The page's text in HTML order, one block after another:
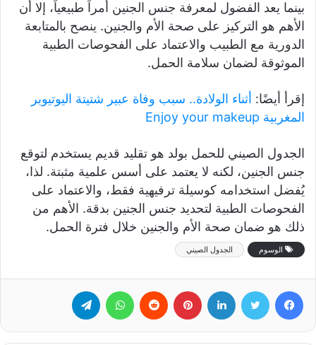
بينما يعد الفضول لمعرفة جنس الجنين أمراً طبيعياً، إلا أن
الأهم هو التركيز على صحة الأم والجنين. ينصح بالمتابعة
الدورية مع الطبيب والاعتماد على الفحوصات الطبية
الموثوقة لضمان سلامة الحمل.
إقرأ أيضًا: أثناء الولادة.. سبب وفاة عبير شتيتة اليوتيوبر
المغربية Enjoy your makeup
الجدول الصيني للحمل بولد هو تقليد قديم يستخدم لتوقع
جنس الجنين، لكنه لا يعتمد على أسس علمية مثبتة. لذا،
يُفضل استخدامه كوسيلة ترفيهية فقط، والاعتماد على
الفحوصات الطبية لتحديد جنس الجنين بدقة. الأهم من
ذلك هو ضمان صحة الأم والجنين خلال فترة الحمل.
الوسوم الجدول الصيني